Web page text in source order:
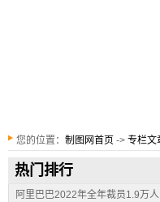
您的位置： 制图网首页 -> 专栏文
热门排行
阿里巴巴2022年全年裁员1.9万